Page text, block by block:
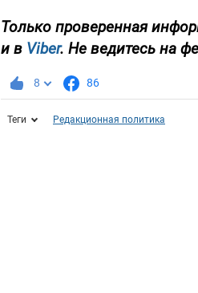
Только проверенная
и в Viber. Не ведитесь на
8 86
Теги Редакционная политика